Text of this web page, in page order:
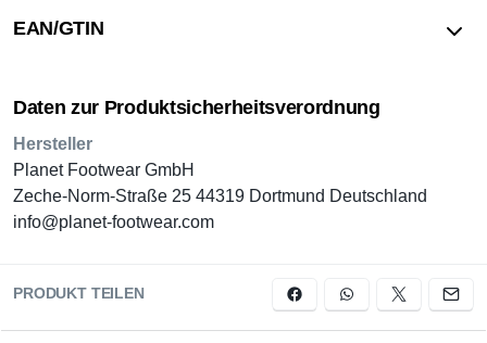
EAN/GTIN
Daten zur Produktsicherheitsverordnung
Hersteller
Planet Footwear GmbH
Zeche-Norm-Straße 25 44319 Dortmund Deutschland
info@planet-footwear.com
PRODUKT TEILEN